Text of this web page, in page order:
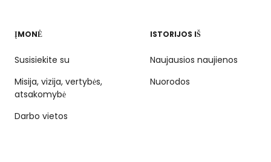
ĮMONĖ
Susisiekite su
Misija, vizija, vertybės,
atsakomybė
Darbo vietos
ISTORIJOS IŠ
Naujausios naujienos
Nuorodos